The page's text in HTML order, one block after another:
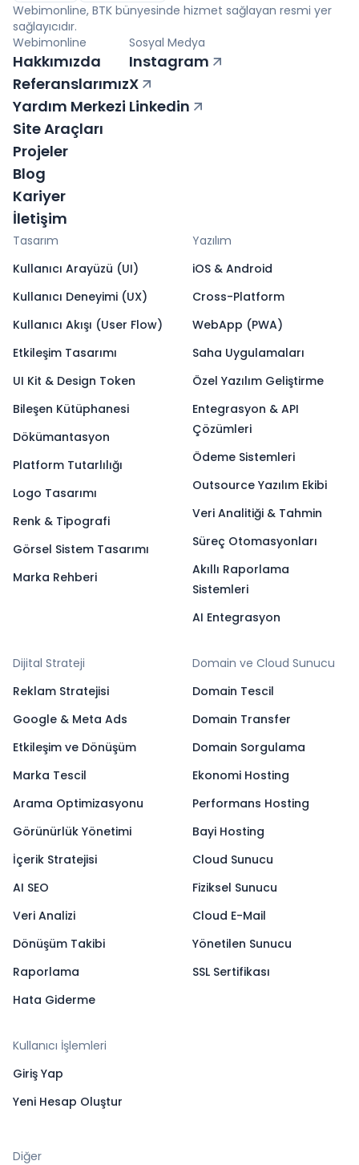
Webimonline, BTK bünyesinde hizmet sağlayan resmi yer
sağlayıcıdır.
Webimonline
Hakkımızda
Referanslarımız
Yardım Merkezi
Site Araçları
Projeler
Blog
Kariyer
İletişim
Sosyal Medya
Instagram
X
Linkedin
Tasarım
Kullanıcı Arayüzü (UI)
Kullanıcı Deneyimi (UX)
Kullanıcı Akışı (User Flow)
Etkileşim Tasarımı
UI Kit & Design Token
Bileşen Kütüphanesi
Dökümantasyon
Platform Tutarlılığı
Logo Tasarımı
Renk & Tipografi
Görsel Sistem Tasarımı
Marka Rehberi
Yazılım
iOS & Android
Cross-Platform
WebApp (PWA)
Saha Uygulamaları
Özel Yazılım Geliştirme
Entegrasyon & API
Çözümleri
Ödeme Sistemleri
Outsource Yazılım Ekibi
Veri Analitiği & Tahmin
Süreç Otomasyonları
Akıllı Raporlama
Sistemleri
AI Entegrasyon
Dijital Strateji
Reklam Stratejisi
Google & Meta Ads
Etkileşim ve Dönüşüm
Marka Tescil
Arama Optimizasyonu
Görünürlük Yönetimi
İçerik Stratejisi
AI SEO
Veri Analizi
Dönüşüm Takibi
Raporlama
Hata Giderme
Domain ve Cloud Sunucu
Domain Tescil
Domain Transfer
Domain Sorgulama
Ekonomi Hosting
Performans Hosting
Bayi Hosting
Cloud Sunucu
Fiziksel Sunucu
Cloud E-Mail
Yönetilen Sunucu
SSL Sertifikası
Kullanıcı İşlemleri
Giriş Yap
Yeni Hesap Oluştur
Diğer